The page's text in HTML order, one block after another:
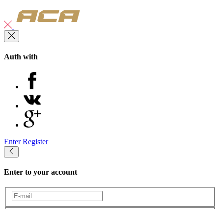
Auth with
Enter Register
Enter to your account